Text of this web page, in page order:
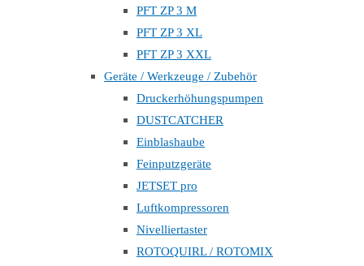
PFT ZP 3 M
PFT ZP 3 XL
PFT ZP 3 XXL
Geräte / Werkzeuge / Zubehör
Druckerhöhungspumpen
DUSTCATCHER
Einblashaube
Feinputzgeräte
JETSET pro
Luftkompressoren
Nivelliertaster
ROTOQUIRL / ROTOMIX